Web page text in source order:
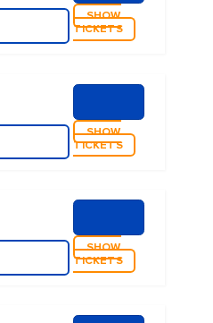
SHOW
TICKETS
SHOW
TICKETS
SHOW
TICKETS